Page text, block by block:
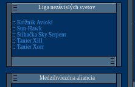
Liga nezávislých svetov
:: Krížnik Avioki
:: Sun-Hawk
:: Stíhačka Sky Serpent
:: Tanier Xill
:: Tanier Xorr
Medzihviezdna aliancia